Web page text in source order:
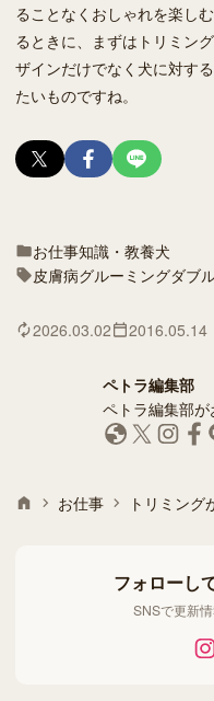
ることなくおしゃれを楽し
るときに、まずはトリミン
ザインだけでなく犬に対す
たいものですね。
お仕事知識・教養犬
皮膚病グルーミングダブ
2026.03.02 2016.05.14
ペトラ編集部
ペトラ編集部が
お仕事 トリミング
フォローし
SNSで更新情